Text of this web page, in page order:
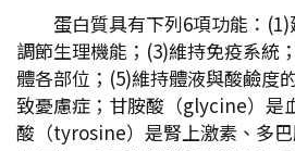
蛋白質具有下列6項功能：
調節生理機能；(3)維持免疫系統
體各部位；(5)維持體液與酸鹼度
致憂慮症；甘胺酸（glycine）是
酸（tyrosine）是腎上激素、多